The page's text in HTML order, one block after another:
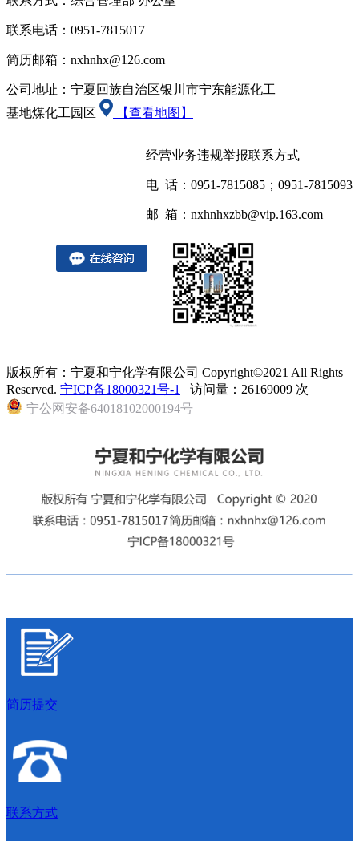
联系电话：0951-7815017
简历邮箱：nxhnhx@126.com
公司地址：宁夏回族自治区银川市宁东能源化工
基地煤化工园区
【查看地图】
经营业务违规举报联系方式
电 话：0951-7815085；0951-7815093
邮 箱：nxhnhxzbb@vip.163.com
版权所有：宁夏和宁化学有限公司 Copyright©2021 All Rights
Reserved. 宁ICP备18000321号-1
访问量：26169009 次
宁公网安备64018102000194号
简历提交
联系方式